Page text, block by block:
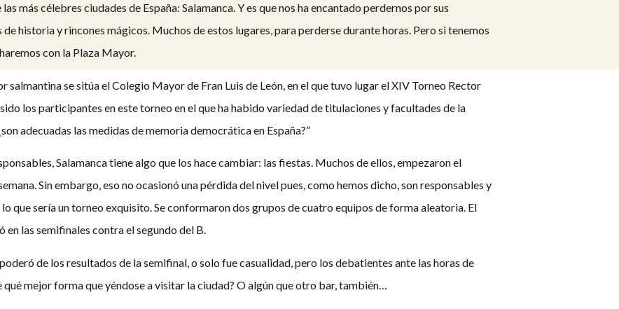
más célebres ciudades de España: Salamanca. Y es que nos ha encantado perdernos por sus
de historia y rincones mágicos. Muchos de estos lugares, para perderse durante horas. Pero si tenemos
con la Plaza Mayor.
salmantina se sitúa el Colegio Mayor de Fran Luis de León, en el que tuvo lugar el XIV Torneo Rector
los participantes en este torneo en el que ha habido variedad de titulaciones y facultades de la
adecuadas las medidas de memoria democrática en España?”
Salamanca tiene algo que los hace cambiar: las fiestas. Muchos de ellos, empezaron el
Sin embargo, eso no ocasionó una pérdida del nivel pues, como hemos dicho, son responsables y
que sería un torneo exquisito. Se conformaron dos grupos de cuatro equipos de forma aleatoria. El
las semifinales contra el segundo del B.
de los resultados de la semifinal, o solo fue casualidad, pero los debatientes ante las horas de
mejor forma que yéndose a visitar la ciudad? O algún que otro bar, también…